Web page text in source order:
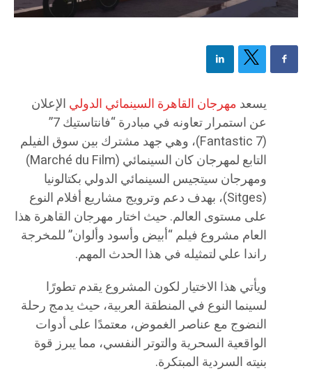
يسعد مهرجان القاهرة السينمائي الدولي الإعلان
عن استمرار تعاونه في مبادرة “فانتاستيك 7”
(Fantastic 7)، وهي جهد مشترك بين سوق الفيلم
التابع لمهرجان كان السينمائي (Marché du Film)
ومهرجان سيتجيس السينمائي الدولي بكتالونيا
(Sitges)، بهدف دعم وترويج مشاريع أفلام النوع
على مستوى العالم. حيث اختار مهرجان القاهرة هذا
العام مشروع فيلم “أبيض وأسود وألوان” للمخرجة
راندا علي لتمثيله في هذا الحدث المهم.
ويأتي هذا الاختيار لكون المشروع يقدم تطورًا
لسينما النوع في المنطقة العربية، حيث يدمج رحلة
النضوج مع عناصر الغموض، معتمدًا على أدوات
الواقعية السحرية والتوتر النفسي، مما يبرز قوة
بنيته السردية المبتكرة.